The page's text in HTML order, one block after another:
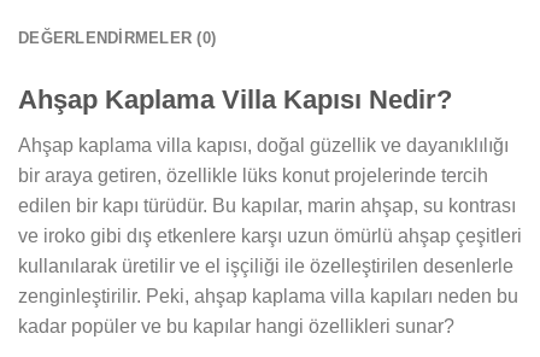
DEĞERLENDIRMELER (0)
Ahşap Kaplama Villa Kapısı Nedir?
Ahşap kaplama villa kapısı, doğal güzellik ve dayanıklılığı
bir araya getiren, özellikle lüks konut projelerinde tercih
edilen bir kapı türüdür. Bu kapılar, marin ahşap, su kontrası
ve iroko gibi dış etkenlere karşı uzun ömürlü ahşap çeşitleri
kullanılarak üretilir ve el işçiliği ile özelleştirilen desenlerle
zenginleştirilir. Peki, ahşap kaplama villa kapıları neden bu
kadar popüler ve bu kapılar hangi özellikleri sunar?